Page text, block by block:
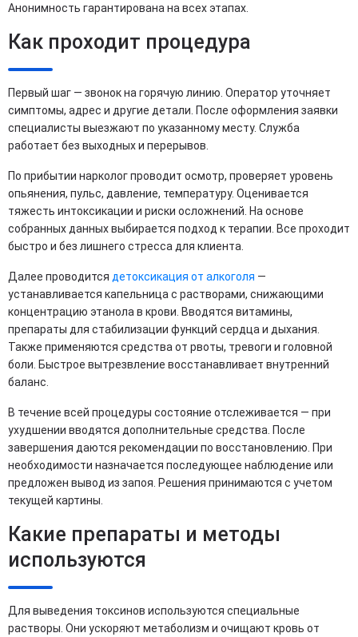
Анонимность гарантирована на всех этапах.
Как проходит процедура
Первый шаг — звонок на горячую линию. Оператор уточняет
симптомы, адрес и другие детали. После оформления заявки
специалисты выезжают по указанному месту. Служба
работает без выходных и перерывов.
По прибытии нарколог проводит осмотр, проверяет уровень
опьянения, пульс, давление, температуру. Оценивается
тяжесть интоксикации и риски осложнений. На основе
собранных данных выбирается подход к терапии. Все проходит
быстро и без лишнего стресса для клиента.
Далее проводится детоксикация от алкоголя —
устанавливается капельница с растворами, снижающими
концентрацию этанола в крови. Вводятся витамины,
препараты для стабилизации функций сердца и дыхания.
Также применяются средства от рвоты, тревоги и головной
боли. Быстрое вытрезвление восстанавливает внутренний
баланс.
В течение всей процедуры состояние отслеживается — при
ухудшении вводятся дополнительные средства. После
завершения даются рекомендации по восстановлению. При
необходимости назначается последующее наблюдение или
предложен вывод из запоя. Решения принимаются с учетом
текущей картины.
Какие препараты и методы
используются
Для выведения токсинов используются специальные
растворы. Они ускоряют метаболизм и очищают кровь от